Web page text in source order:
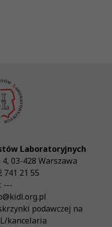
Laboratoryjnych
4, 03-428 Warszawa
741 21 55
---
podawczej na
kancelaria